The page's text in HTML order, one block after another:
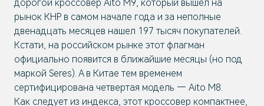
дорогой кроссовер Aito M9, который вышел на
рынок КНР в самом начале года и за неполные
двенадцать месяцев нашел 197 тысяч покупателей.
Кстати, на российском рынке этот флагман
официально появится в ближайшие месяцы (но под
маркой Seres). А в Китае тем временем
сертифицирована четвертая модель — Aito M8.
Как следует из индекса, этот кроссовер компактнее,